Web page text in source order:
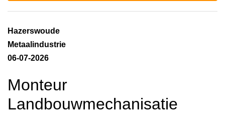
Hazerswoude
Metaalindustrie
06-07-2026
Monteur
Landbouwmechanisatie